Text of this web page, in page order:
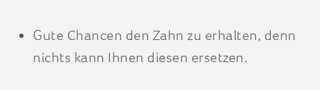
Gute Chancen den Zahn zu erhalten, denn
nichts kann Ihnen diesen ersetzen.